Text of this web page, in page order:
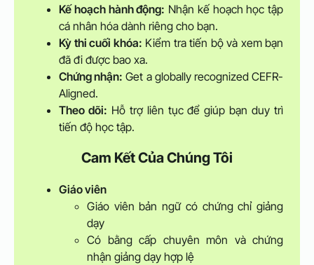
Kế hoạch hành động: Nhận kế hoạch học tập
cá nhân hóa dành riêng cho bạn.
Kỳ thi cuối khóa: Kiểm tra tiến bộ và xem bạn
đã đi được bao xa.
Chứng nhận: Get a globally recognized CEFR-
Aligned.
Theo dõi: Hỗ trợ liên tục để giúp bạn duy trì
tiến độ học tập.
Cam Kết Của Chúng Tôi
Giáo viên
Giáo viên bản ngữ có chứng chỉ giảng
dạy
Có bằng cấp chuyên môn và chứng
nhận giảng dạy hợp lệ